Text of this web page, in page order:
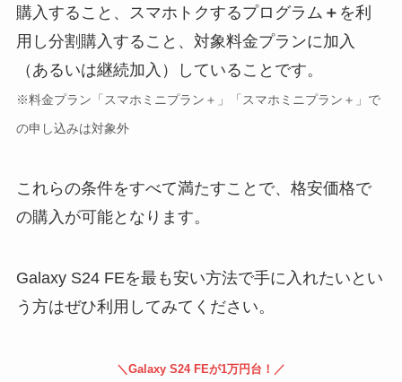
購入すること、スマホトクするプログラム ＋ を利
用し分割購入すること、対象料金プランに加入
（あるいは継続加入）していることです。
※料金プラン「スマホミニプラン＋」「スマホミニプラン＋」で
の申し込みは対象外
これらの条件をすべて満たすことで、格安価格で
の購入が可能となります。
Galaxy S24 FEを最も安い方法で手に入れたいとい
う方はぜひ利用してみてください。
＼Galaxy S24 FEが1万円台！／